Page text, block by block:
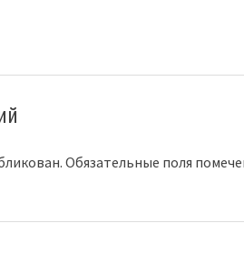
Обязательные поля